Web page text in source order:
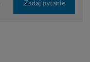
Zadaj pytanie